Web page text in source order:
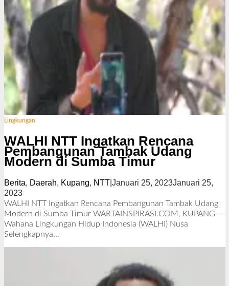
Lingkungan
WALHI NTT Ingatkan Rencana
Pembangunan Tambak Udang
Modern di Sumba Timur
Berita, Daerah, Kupang, NTT| Januari 25, 2023Januari 25,
2023o
l
e
h
R
WALHI NTT Ingatkan Rencana Pembangunan Tambak Udang
Modern di Sumba Timur WARTAINSPIRASI.COM, KUPANG —
Wahana Lingkungan Hidup Indonesia (WALHI) Nusa
Selengkapnya…